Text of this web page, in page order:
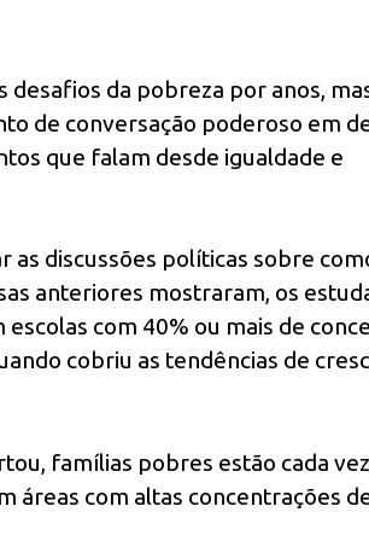
da pobreza por anos,
de conversação poderoso em
que falam desde igualdade e
as discussões políticas sobre
anteriores mostraram, os
com 40% ou mais de
cobriu as tendências de
famílias pobres estão cada
áreas com altas concentrações